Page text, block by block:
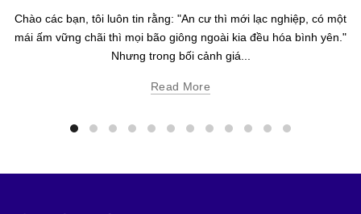
Chào các bạn, tôi luôn tin rằng: "An cư thì mới lạc nghiệp, có một
mái ấm vững chãi thì mọi bão giông ngoài kia đều hóa bình yên."
Nhưng trong bối cảnh giá...
Read More